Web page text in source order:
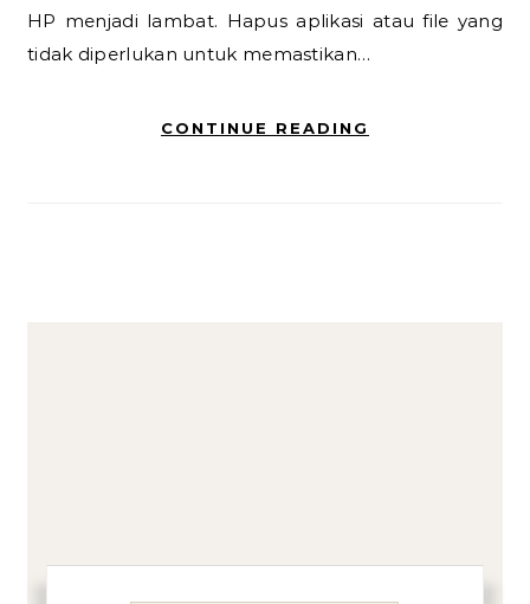
HP menjadi lambat. Hapus aplikasi atau file yang
tidak diperlukan untuk memastikan…
CONTINUE READING